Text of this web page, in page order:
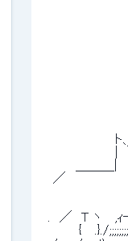
∧＼　　
∧　＼　
∧　 ﾄ
} .ハ
{　H{ﾊ
{　ﾋ土i
Nﾆ土{
((　　　 「
゛　　　 〉
//ﾊ　 弋ﾆﾊ
ト、　　　
|　＼　 ///
＿＿＿|　　　
／　　　　　　
.＼　 ＼
＞ __　　
.　／　T ヽ　 ,
{　 .}./;;;;;;;;{: : :